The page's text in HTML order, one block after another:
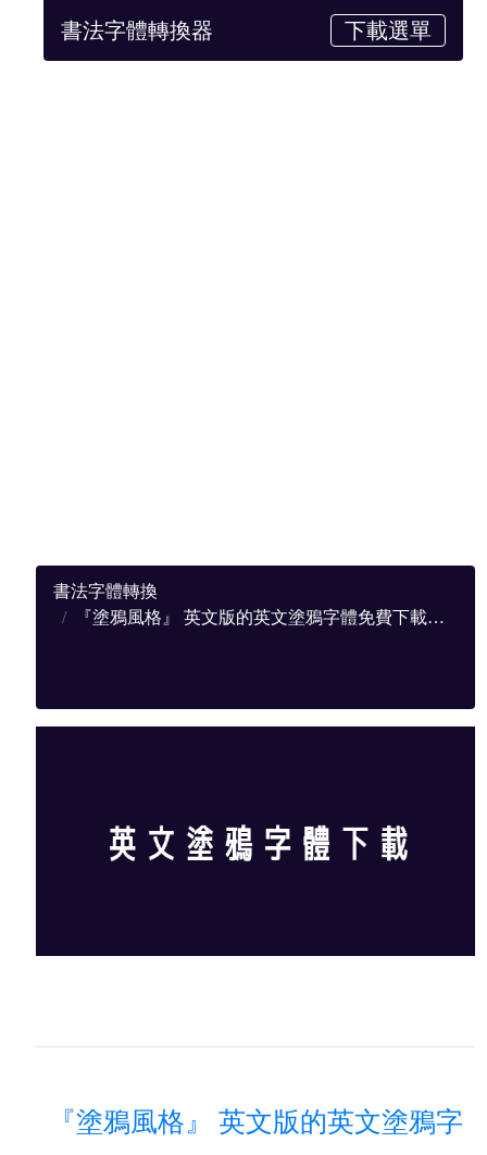
書法字體轉換器 下載選單
書法字體轉換
『塗鴉風格』 英文版的英文塗鴉字體免費下載，提供完整下載地址
『塗鴉風格』 英文版的英文塗鴉字